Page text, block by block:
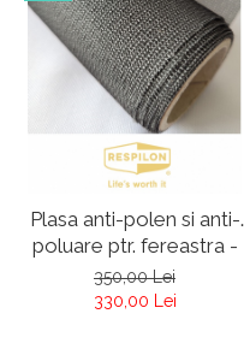
Plasa anti-polen si anti-
poluare ptr. fereastra -
Respilon NanoMembrane
RMW 5.0
350,00 Lei
330,00 Lei